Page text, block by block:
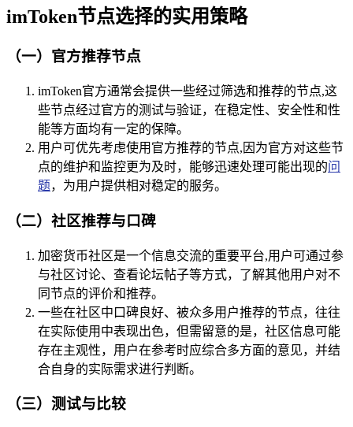
imToken节点选择的实用策略
（一）官方推荐节点
imToken官方通常会提供一些经过筛选和推荐的节点,这
些节点经过官方的测试与验证，在稳定性、安全性和性
能等方面均有一定的保障。
用户可优先考虑使用官方推荐的节点,因为官方对这些节
点的维护和监控更为及时，能够迅速处理可能出现的问
题，为用户提供相对稳定的服务。
（二）社区推荐与口碑
加密货币社区是一个信息交流的重要平台,用户可通过参
与社区讨论、查看论坛帖子等方式，了解其他用户对不
同节点的评价和推荐。
一些在社区中口碑良好、被众多用户推荐的节点，往往
在实际使用中表现出色，但需留意的是，社区信息可能
存在主观性，用户在参考时应综合多方面的意见，并结
合自身的实际需求进行判断。
（三）测试与比较